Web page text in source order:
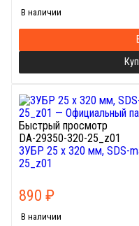
В наличии
Быстрый просмотр
DA-29350-320-25_z01
ЗУБР 25 x 320 мм, SDS-
25_z01
890 ₽
В наличии